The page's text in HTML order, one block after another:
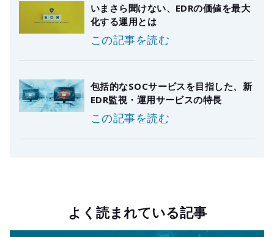
いまさら聞けない、EDRの価値を最大
化する運用とは
この記事を読む
包括的なSOCサービスを目指した、新
EDR監視・運用サービスの特長
この記事を読む
よく読まれている記事